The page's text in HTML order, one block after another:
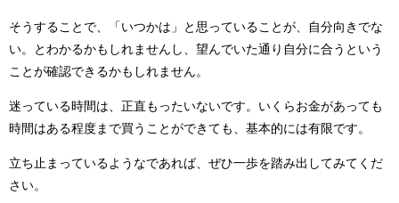
そうすることで、「いつかは」と思っていることが、自分向きでな
い。とわかるかもしれませんし、望んでいた通り自分に合うという
ことが確認できるかもしれません。
迷っている時間は、正直もったいないです。いくらお金があっても
時間はある程度まで買うことができても、基本的には有限です。
立ち止まっているようなであれば、ぜひ一歩を踏み出してみてくだ
さい。